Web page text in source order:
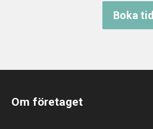
Boka tid
Om företaget